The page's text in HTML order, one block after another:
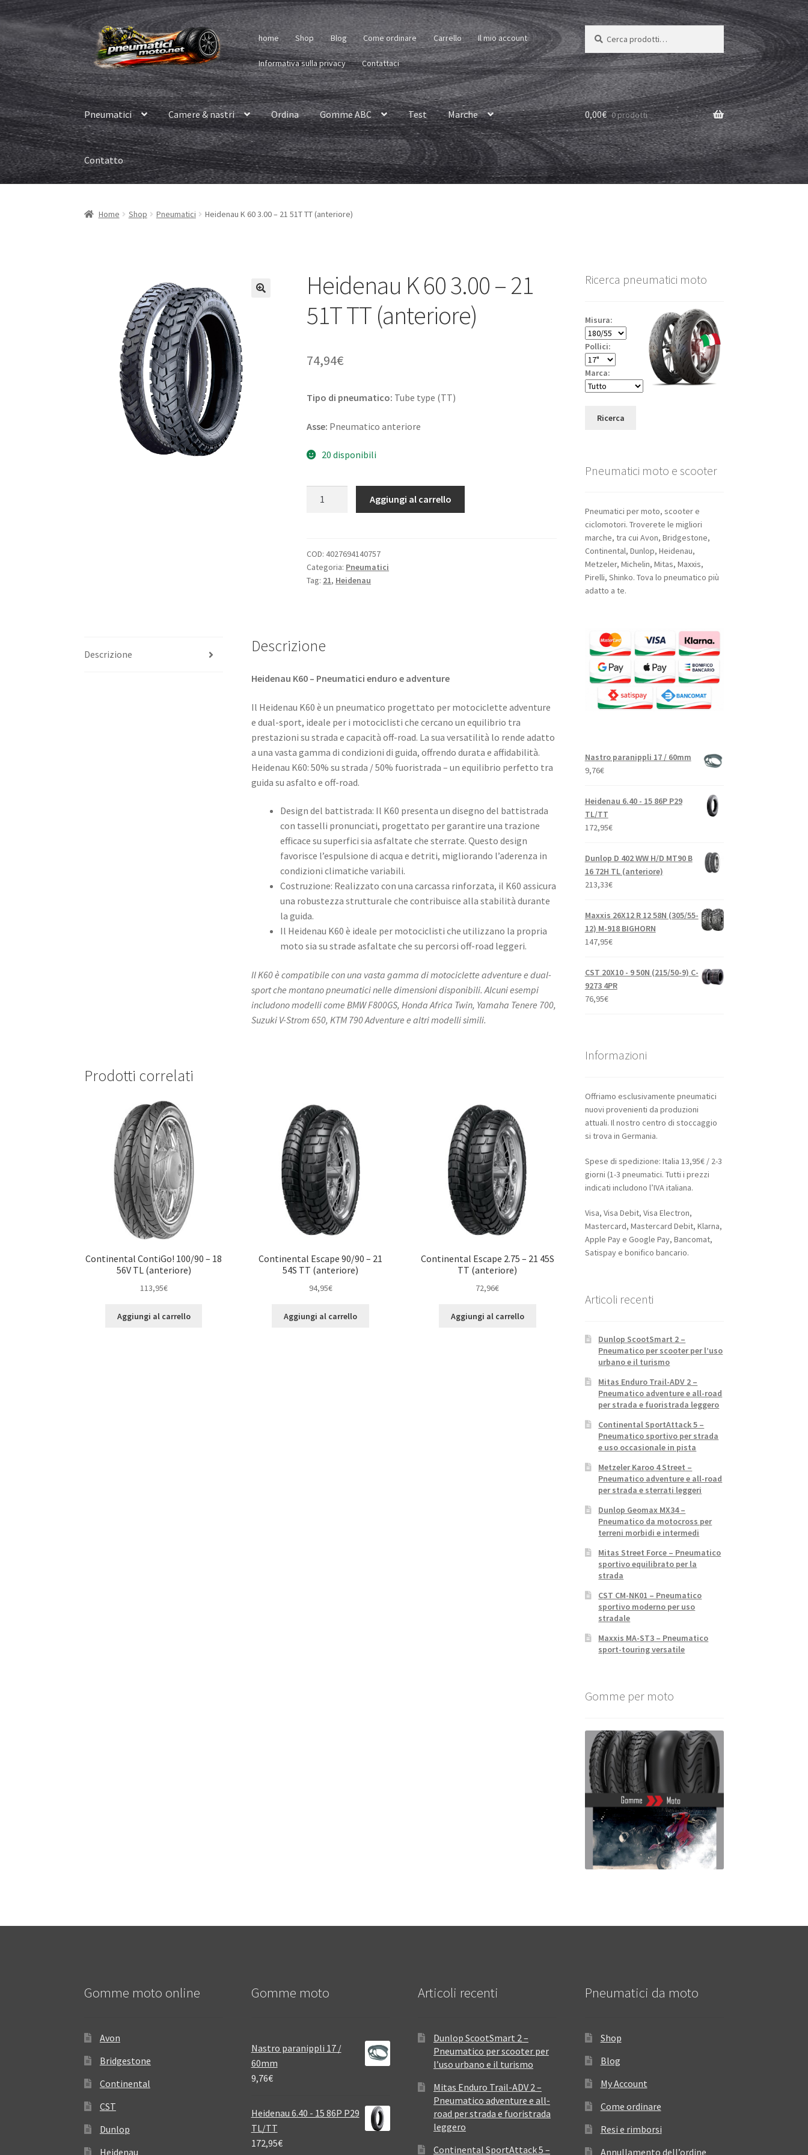
Vai
alla
navigazione
Vai
al
contenuto
home Shop Blog Come ordinare Carrello Il mio account
Informativa sulla privacy Contattaci
Cerca:
Cerca
Pneumatici Camere & nastri Ordina Gomme ABC Test Marche
Contatto
0,00€ 0 prodotti
Home Shop Pneumatici Heidenau K 60 3.00 – 21 51T TT (anteriore)
Heidenau K 60 3.00 – 21
51T TT (anteriore)
74,94€
Tipo di pneumatico: Tube type (TT)
Asse: Pneumatico anteriore
20 disponibili
-
21
51T
Aggiungi al carrello
COD:4027694140757
Categoria: Pneumatici
Tag: 21, Heidenau
Descrizione Descrizione
Heidenau K60 – Pneumatici enduro e adventure
Il Heidenau K60 è un pneumatico progettato per motociclette adventure
e dual-sport, ideale per i motociclisti che cercano un equilibrio tra
prestazioni su strada e capacità off-road. La sua versatilità lo rende adatto
a una vasta gamma di condizioni di guida, offrendo durata e affidabilità.​
Heidenau K60: 50% su strada / 50% fuoristrada – un equilibrio perfetto tra
guida su asfalto e off-road.
Design del battistrada: Il K60 presenta un disegno del battistrada
con tasselli pronunciati, progettato per garantire una trazione
efficace su superfici sia asfaltate che sterrate. Questo design
favorisce l’espulsione di acqua e detriti, migliorando l’aderenza in
condizioni climatiche variabili.​
Costruzione: Realizzato con una carcassa rinforzata, il K60 assicura
una robustezza strutturale che contribuisce alla stabilità durante
la guida.
Il Heidenau K60 è ideale per motociclisti che utilizzano la propria
moto sia su strade asfaltate che su percorsi off-road leggeri.
Il K60 è compatibile con una vasta gamma di motociclette adventure e dual-
sport che montano pneumatici nelle dimensioni disponibili. Alcuni esempi
includono modelli come BMW F800GS, Honda Africa Twin, Yamaha Tenere 700,
Suzuki V-Strom 650, KTM 790 Adventure e altri modelli simili.
Prodotti correlati
Continental ContiGo! 100/90 – 18
56V TL (anteriore)
113,95€
Aggiungi al carrello
Continental Escape 90/90 – 21
54S TT (anteriore)
94,95€
Aggiungi al carrello
Continental Escape 2.75 – 21 45S
TT (anteriore)
72,96€
Aggiungi al carrello
Ricerca pneumatici moto
Misura:
Pollici:
Marca:
Ricerca
Pneumatici moto e scooter
Pneumatici per moto, scooter e
ciclomotori. Troverete le migliori
marche, tra cui Avon, Bridgestone,
Continental, Dunlop, Heidenau,
Metzeler, Michelin, Mitas, Maxxis,
Pirelli, Shinko. Tova lo pneumatico più
adatto a te.
Nastro paranippli 17 / 60mm
9,76€
Heidenau 6.40 - 15 86P P29
TL/TT
172,95€
Dunlop D 402 WW H/D MT90 B
16 72H TL (anteriore)
213,33€
Maxxis 26X12 R 12 58N (305/55-
12) M-918 BIGHORN
147,95€
CST 20X10 - 9 50N (215/50-9) C-
9273 4PR
76,95€
Informazioni
Offriamo esclusivamente pneumatici
nuovi provenienti da produzioni
attuali. Il nostro centro di stoccaggio
si trova in Germania.
Spese di spedizione: Italia 13,95€ / 2-3
giorni (1-3 pneumatici. Tutti i prezzi
indicati includono l’IVA italiana.
Visa, Visa Debit, Visa Electron,
Mastercard, Mastercard Debit, Klarna,
Apple Pay e Google Pay, Bancomat,
Satispay e bonifico bancario.
Articoli recenti
Dunlop ScootSmart 2 –
Pneumatico per scooter per l’uso
urbano e il turismo
Mitas Enduro Trail-ADV 2 –
Pneumatico adventure e all-road
per strada e fuoristrada leggero
Continental SportAttack 5 –
Pneumatico sportivo per strada
e uso occasionale in pista
Metzeler Karoo 4 Street –
Pneumatico adventure e all-road
per strada e sterrati leggeri
Dunlop Geomax MX34 –
Pneumatico da motocross per
terreni morbidi e intermedi
Mitas Street Force – Pneumatico
sportivo equilibrato per la
strada
CST CM-NK01 – Pneumatico
sportivo moderno per uso
stradale
Maxxis MA-ST3 – Pneumatico
sport-touring versatile
Gomme per moto
Gomme moto online
Avon
Bridgestone
Continental
CST
Dunlop
Heidenau
Gomme moto
Nastro paranippli 17 /
60mm
9,76€
Heidenau 6.40 - 15 86P P29
TL/TT
172,95€
Articoli recenti
Dunlop ScootSmart 2 –
Pneumatico per scooter per
l’uso urbano e il turismo
Mitas Enduro Trail-ADV 2 –
Pneumatico adventure e all-
road per strada e fuoristrada
leggero
Continental SportAttack 5 –
Pneumatici da moto
Shop
Blog
My Account
Come ordinare
Resi e rimborsi
Annullamento dell’ordine